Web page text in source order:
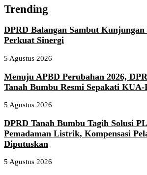
Trending
DPRD Balangan Sambut
Perkuat Sinergi
5 Agustus 2026
Menuju APBD Perubahan 2026,
Tanah Bumbu Resmi Sepakati KUA-
5 Agustus 2026
DPRD Tanah Bumbu Tagih Solusi
Pemadaman Listrik, Kompensasi
Diputuskan
5 Agustus 2026